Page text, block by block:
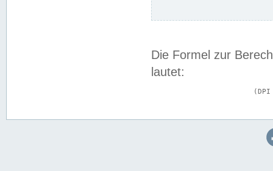
Die Formel zur
lautet: